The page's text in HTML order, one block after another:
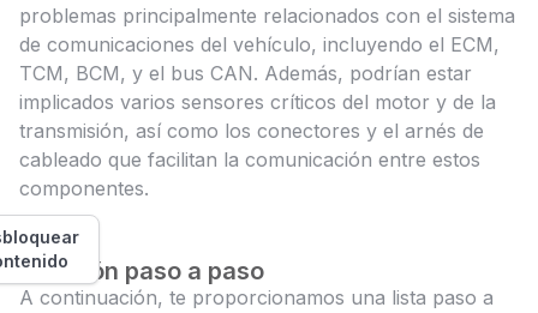
problemas principalmente relacionados con el sistema
de comunicaciones del vehículo, incluyendo el ECM,
TCM, BCM, y el bus CAN. Además, podrían estar
implicados varios sensores críticos del motor y de la
transmisión, así como los conectores y el arnés de
cableado que facilitan la comunicación entre estos
componentes.
Solución paso a paso
A continuación, te proporcionamos una lista paso a